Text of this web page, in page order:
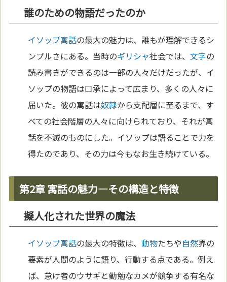
誰のための物語だったのか
イソップ寓話の最大の魅力は、誰もが理解できるシ
ンプルさにある。当時のギリシャ社会では、文字の
読み書きができるのは一部の人々だけだったが、イ
ソップの物語は口承によって広まり、多くの人々に
届いた。彼の寓話は奴隷から支配層に至るまで、す
べての社会階層の人々に向けられており、それが寓
話を不滅のものにした。イソップは語ることで力を
得たのであり、その力は今もなお生き続けている。
第2章 寓話の魅力—その構造と特徴
擬人化された世界の魔法
イソップ寓話の最大の特徴は、動物たちや自然界の
要素が人間のように語り、行動する点である。例え
ば、怠け者のウサギと勤勉なカメが競争する有名な